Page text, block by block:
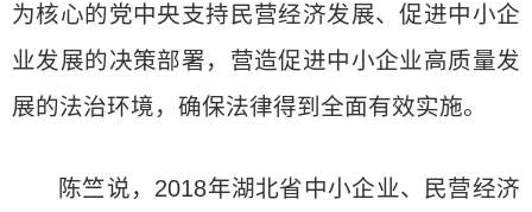
为核心的党中央支持民营经济发展、促进中小企
业发展的决策部署，营造促进中小企业高质量发
展的法治环境，确保法律得到全面有效实施。
陈竺说，2018年湖北省中小企业、民营经济